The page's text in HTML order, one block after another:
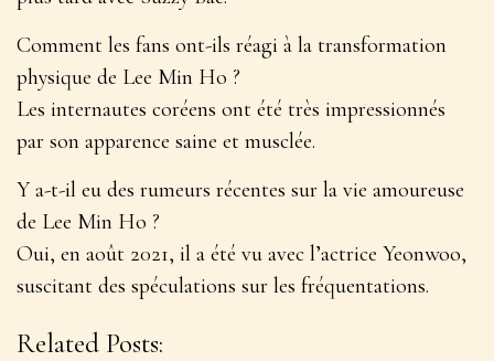
Comment les fans ont-ils réagi à la transformation
physique de Lee Min Ho ?
Les internautes coréens ont été très impressionnés
par son apparence saine et musclée.
Y a-t-il eu des rumeurs récentes sur la vie amoureuse
de Lee Min Ho ?
Oui, en août 2021, il a été vu avec l’actrice Yeonwoo,
suscitant des spéculations sur les fréquentations.
Related Posts: